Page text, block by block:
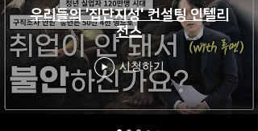
우리들의 '집단지성' 컨설팅 인텔리
전스
시청하기